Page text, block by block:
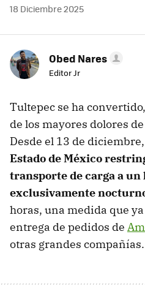
18 Diciembre 2025
Obed Nares
Editor Jr
Tultepec se ha
de los mayores dolores
Desde el 13 de diciembre,
Estado de México
transporte de carga a
exclusivamente
horas, una medida que
entrega de pedidos de
otras grandes compañías.